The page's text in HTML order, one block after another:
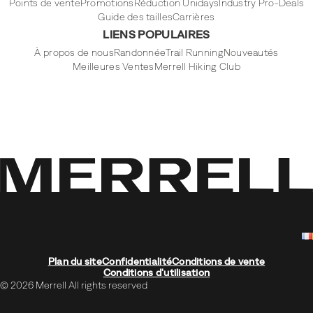
Points de ventePromotionsRéduction UnidaysIndustry Pro-Deals
Guide des taillesCarrières
LIENS POPULAIRES
À propos de nousRandonnéeTrail RunningNouveautés
Meilleures VentesMerrell Hiking Club
Plan du siteConfidentialitéConditions de vente
Conditions d'utilisation
© 2026 Merrell All rights reserved